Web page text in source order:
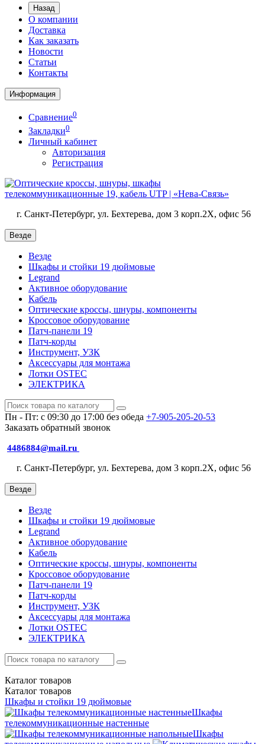
Назад
О компании
Доставка
Как заказать
Новости
Статьи
Контакты
Информация
Сравнение0
Закладки0
Личный кабинет
Авторизация
Регистрация
г. Санкт-Петербург, ул. Бехтерева, дом 3 корп.2X, офис 56
Везде
Везде
Шкафы и стойки 19 дюймовые
Legrand
Активное оборудование
Кабель
Оптические кроссы, шнуры, компоненты
Кроссовое оборудование
Патч-панели 19
Патч-корды
Инструмент, УЗК
Аксессуары для монтажа
Лотки OSTEC
ЭЛЕКТРИКА
Пн - Пт: с 09:30 до 17:00 без обеда +7-905-205-20-53
Заказать обратный звонок
4486884@mail.ru
г. Санкт-Петербург, ул. Бехтерева, дом 3 корп.2X, офис 56
Везде
Везде
Шкафы и стойки 19 дюймовые
Legrand
Активное оборудование
Кабель
Оптические кроссы, шнуры, компоненты
Кроссовое оборудование
Патч-панели 19
Патч-корды
Инструмент, УЗК
Аксессуары для монтажа
Лотки OSTEC
ЭЛЕКТРИКА
Каталог товаров
Каталог товаров
Шкафы и стойки 19 дюймовые
Шкафы
телекоммуникационные настенные
Шкафы